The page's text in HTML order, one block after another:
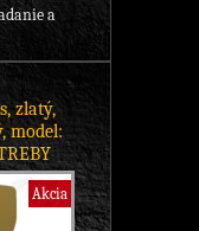
a
zlatý,
model:
Akcia